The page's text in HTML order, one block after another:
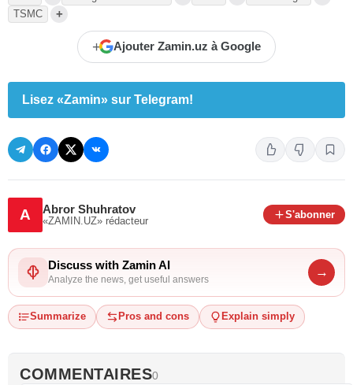
TSMC +
+ Ajouter Zamin.uz à Google
Lisez «Zamin» sur Telegram!
A Abror Shuhratov
«ZAMIN.UZ» rédacteur
S'abonner
Discuss with Zamin AI
Analyze the news, get useful answers
→
Summarize Pros and cons Explain simply
COMMENTAIRES0